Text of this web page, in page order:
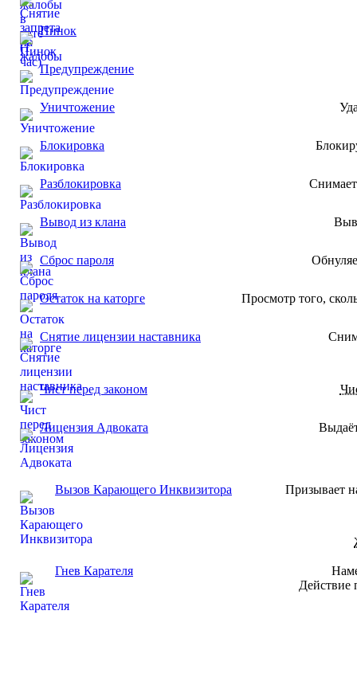
Пинок
Предупреждение
Уничтожение
Блокировка
Разблокировка Снимает
Вывод из клана
Сброс пароля
Остаток на каторге Просмотр того,
Снятие лицензии наставника
Чист перед законом
Лицензия Адвоката
Вызов Карающего Инквизитора Призывает
Гнев Карателя
Действие